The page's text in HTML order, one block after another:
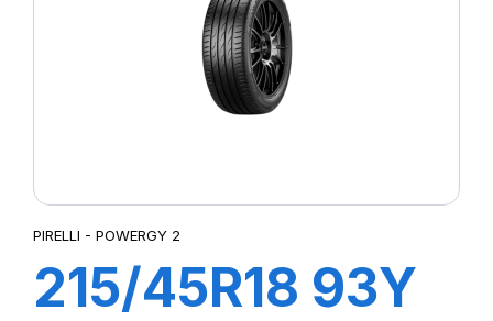
PIRELLI - POWERGY 2
215/45R18 93Y